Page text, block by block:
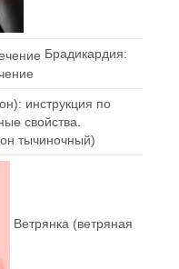
Брадикардия:
тычиночный)
Ветрянка (ветряная